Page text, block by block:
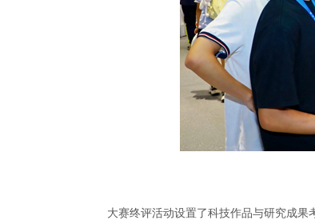
大赛终评活动设置了科技作品与研究成果考